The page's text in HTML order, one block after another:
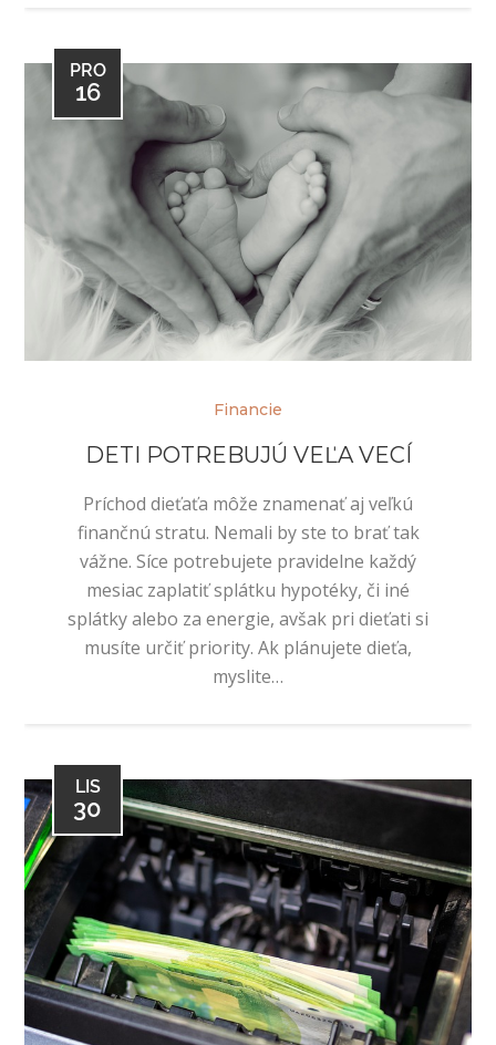
PRO
16
Financie
DETI POTREBUJÚ VEĽA VECÍ
Príchod dieťaťa môže znamenať aj veľkú
finančnú stratu. Nemali by ste to brať tak
vážne. Síce potrebujete pravidelne každý
mesiac zaplatiť splátku hypotéky, či iné
splátky alebo za energie, avšak pri dieťati si
musíte určiť priority. Ak plánujete dieťa,
myslite…
LIS
30